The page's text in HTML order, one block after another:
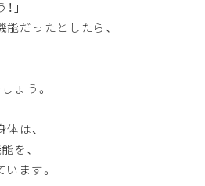
」
だったとしたら、
ょう。
は、
を、
ます。